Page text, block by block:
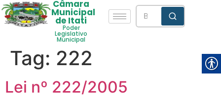
Câmara
Municipal
de Itati
Poder
Legislativo
Municipal
Tag: 222
Lei nº 222/2005